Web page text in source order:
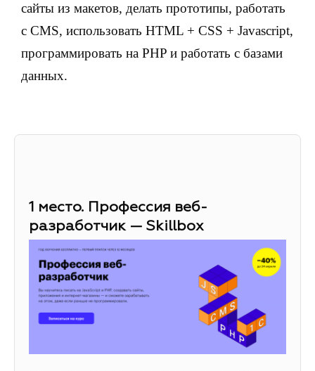
сайты из макетов, делать прототипы, работать
с CMS, использовать HTML + CSS + Javascript,
программировать на PHP и работать с базами
данных.
1 место. Профессия веб-
разработчик — Skillbox